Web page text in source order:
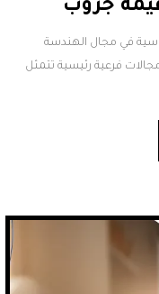
في مجال الهندسة
فرعية رئيسية تتمثل